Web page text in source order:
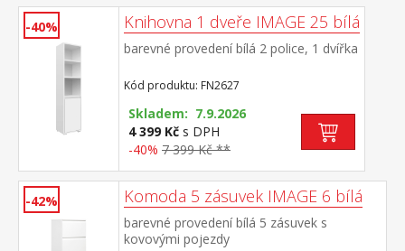
-40% Knihovna 1 dveře IMAGE 25 bílá
barevné provedení bílá 2 police, 1 dvířka
Kód produktu: FN2627
Skladem: 7.9.2026
4 399 Kč s DPH
-40% 7 399 Kč **
-42% Komoda 5 zásuvek IMAGE 6 bílá
barevné provedení bílá 5 zásuvek s
kovovými pojezdy